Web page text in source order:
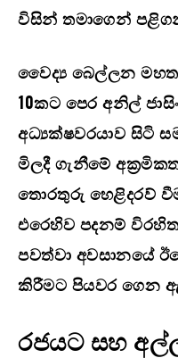
විසින් තමාගෙන්
වෛද්‍ය බෙල්ලන
10කට පෙර අනිල්
අධ්‍යක්ෂවරයාව සිටි
මිලදී ගැනීමේ
තොරතුරු හෙළිදරව්
එරෙහිව පදනම්
පවත්වා අවසානයේ
කිරීමට පියවර ගෙන
රජයට සහ